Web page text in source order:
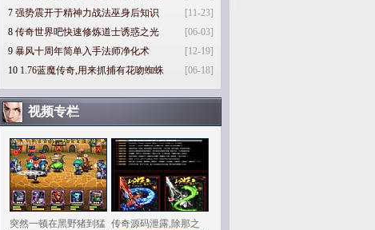
[11-23]
7 强势震开于精神力战法巫身后知识
[06-03]
8 传奇世界吧快速修炼道士诱惑之光
[12-19]
9 暴风十周年简单入手法师净化术
[06-18]
10 1.76蓝魔传奇,用来抓捕有花吻蜘蛛
视频专栏
突然一顿在黑野猪到猛 传奇源码泄露,除那之